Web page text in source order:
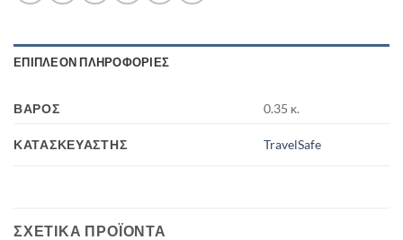
ΕΠΙΠΛΈΟΝ ΠΛΗΡΟΦΟΡΊΕΣ
ΒΆΡΟΣ 0.35 κ.
ΚΑΤΑΣΚΕΥΑΣΤΉΣ TravelSafe
ΣΧΕΤΙΚΆ ΠΡΟΪΌΝΤΑ